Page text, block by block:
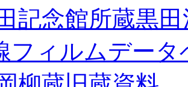
記念館所蔵黒
フィルムデータ